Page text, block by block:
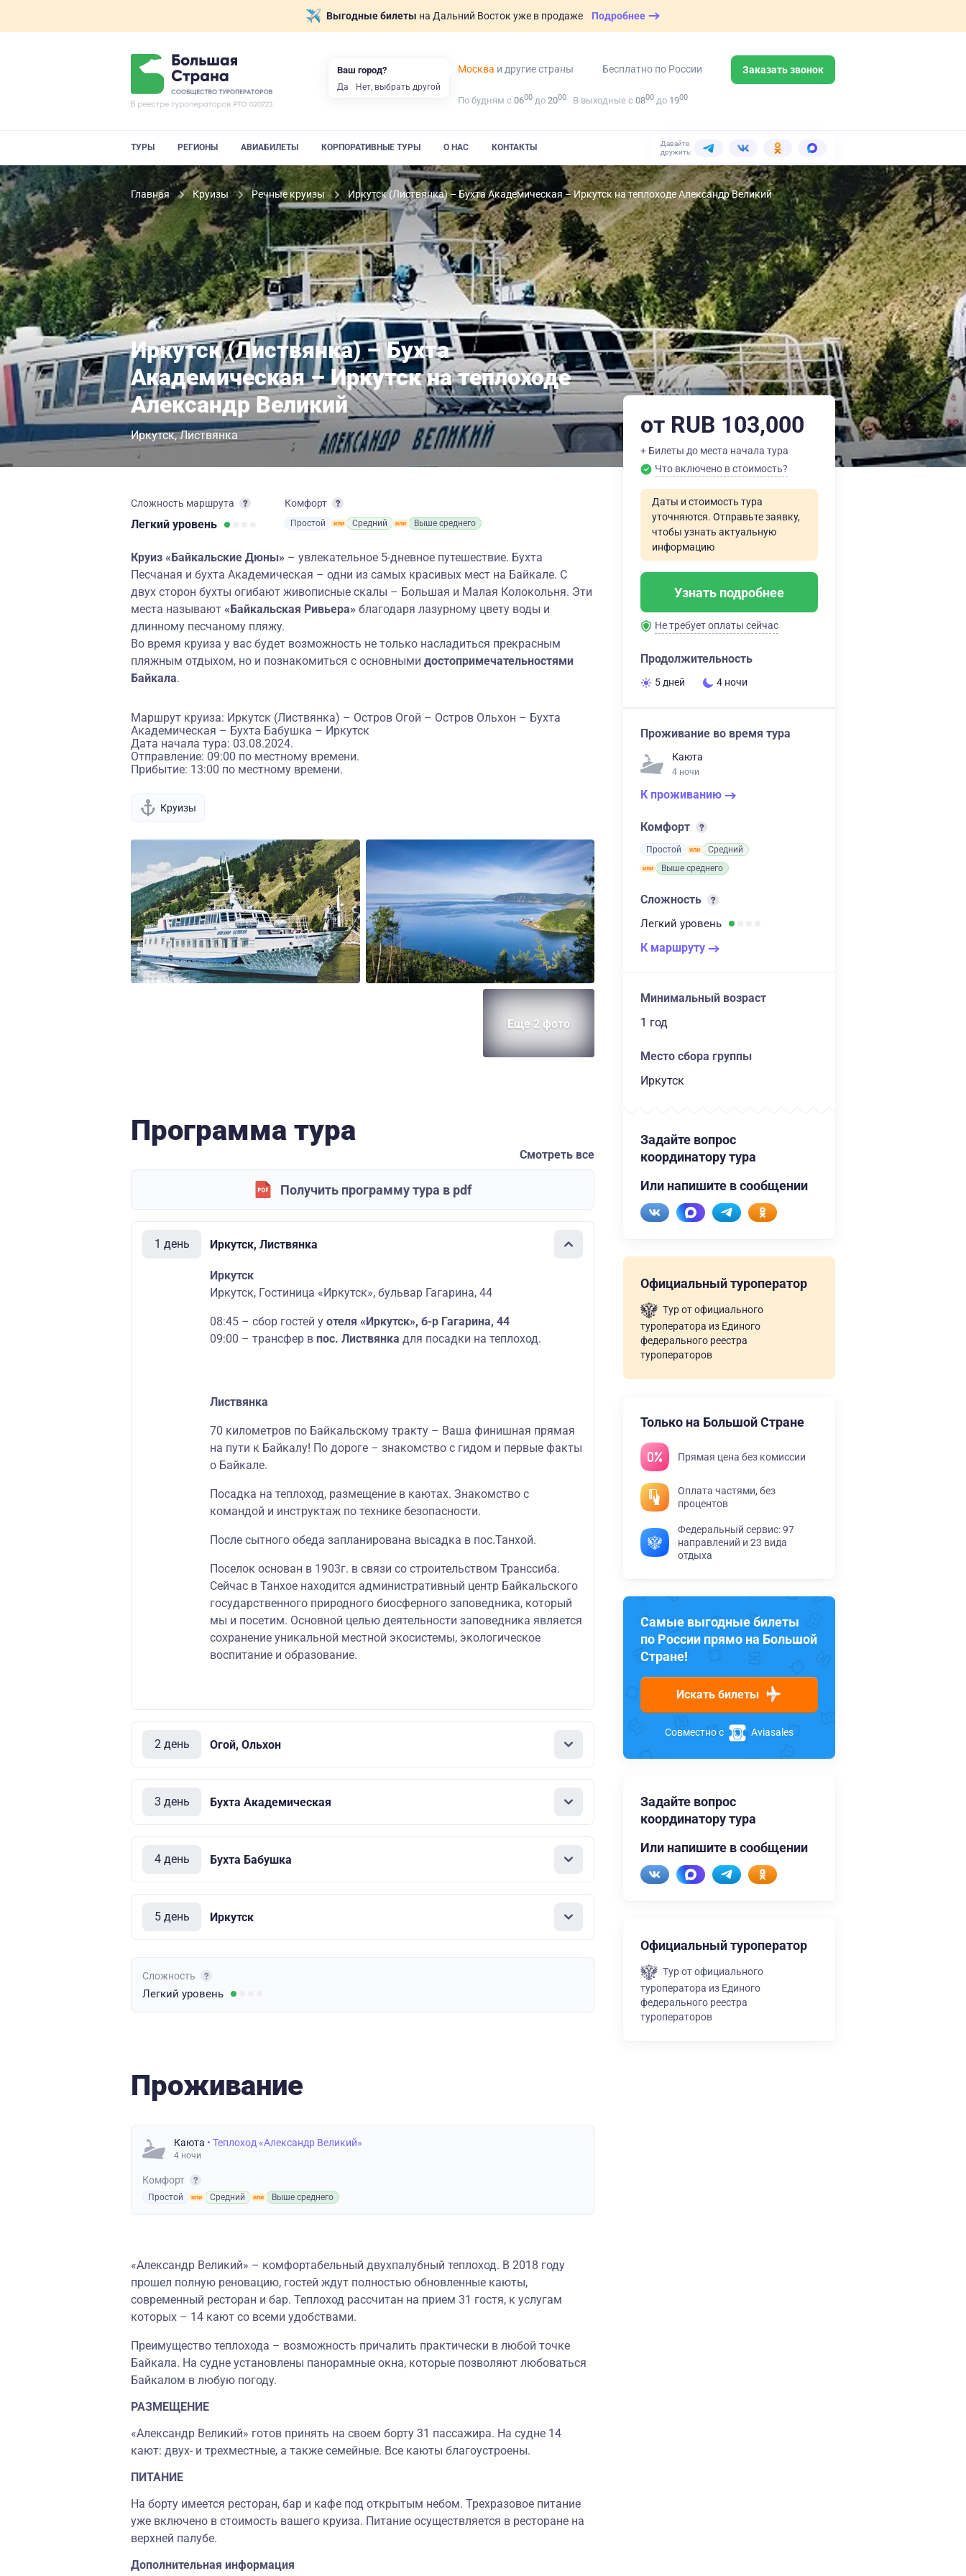
Выгодные билеты на Дальний Восток уже в продаже Подробнее
Москва и другие страны Бесплатно по России Заказать звонок
По будням с 0600 до 2000 В выходные с 0800 до 1900
ТУРЫ РЕГИОНЫ АВИАБИЛЕТЫ КОРПОРАТИВНЫЕ ТУРЫ О НАС КОНТАКТЫ
Давайте
дружить:
Главная Круизы Речные круизы Иркутск (Листвянка) – Бухта Академическая – Иркутск на теплоходе Александр Великий
Иркутск (Листвянка) – Бухта
Академическая – Иркутск на теплоходе
Александр Великий
Иркутск Листвянка
Сложность маршрута
Легкий уровень
Комфорт
Простой Средний Выше среднего
Круиз «Байкальские Дюны» – увлекательное 5-дневное путешествие. Бухта
Песчаная и бухта Академическая – одни из самых красивых мест на Байкале. С
двух сторон бухты огибают живописные скалы – Большая и Малая Колокольня. Эти
места называют «Байкальская Ривьера» благодаря лазурному цвету воды и
длинному песчаному пляжу.
Во время круиза у вас будет возможность не только насладиться прекрасным
пляжным отдыхом, но и познакомиться с основными достопримечательностями
Байкала.
Маршрут круиза: Иркутск (Листвянка) – Остров Огой – Остров Ольхон – Бухта
Академическая – Бухта Бабушка – Иркутск
Дата начала тура: 03.08.2024.
Отправление: 09:00 по местному времени.
Прибытие: 13:00 по местному времени.
Круизы
Еще 2 фото
Программа тура
Смотреть все
Получить программу тура в pdf
1 день Иркутск, Листвянка
Иркутск
Иркутск, Гостиница «Иркутск», бульвар Гагарина, 44
08:45 – сбор гостей у отеля «Иркутск», б-р Гагарина, 44
09:00 – трансфер в пос. Листвянка для посадки на теплоход.
Листвянка
70 километров по Байкальскому тракту – Ваша финишная прямая
на пути к Байкалу! По дороге – знакомство с гидом и первые факты
о Байкале.
Посадка на теплоход, размещение в каютах. Знакомство с
командой и инструктаж по технике безопасности.
После сытного обеда запланирована высадка в пос.Танхой.
Поселок основан в 1903г. в связи со строительством Транссиба.
Сейчас в Танхое находится административный центр Байкальского
государственного природного биосферного заповедника, который
мы и посетим. Основной целью деятельности заповедника является
сохранение уникальной местной экосистемы, экологическое
воспитание и образование.
2 день Огой, Ольхон
3 день Бухта Академическая
4 день Бухта Бабушка
5 день Иркутск
Сложность
Легкий уровень
Проживание
Каюта • Теплоход «Александр Великий»
4 ночи
Комфорт
Простой Средний Выше среднего
«Александр Великий» – комфортабельный двухпалубный теплоход. В 2018 году
прошел полную реновацию, гостей ждут полностью обновленные каюты,
современный ресторан и бар. Теплоход рассчитан на прием 31 гостя, к услугам
которых – 14 кают со всеми удобствами.
Преимущество теплохода – возможность причалить практически в любой точке
Байкала. На судне установлены панорамные окна, которые позволяют любоваться
Байкалом в любую погоду.
РАЗМЕЩЕНИЕ
«Александр Великий» готов принять на своем борту 31 пассажира. На судне 14
кают: двух- и трехместные, а также семейные. Все каюты благоустроены.
ПИТАНИЕ
На борту имеется ресторан, бар и кафе под открытым небом. Трехразовое питание
уже включено в стоимость вашего круиза. Питание осуществляется в ресторане на
верхней палубе.
Дополнительная информация
от RUB 103,000
+ Билеты до места начала тура
Что включено в стоимость?
Даты и стоимость тура
уточняются. Отправьте заявку,
чтобы узнать актуальную
информацию
Узнать подробнее
Не требует оплаты сейчас
Продолжительность
5 дней 4 ночи
Проживание во время тура
Каюта
4 ночи
К проживанию
Комфорт
Простой
Средний
Выше среднего
Сложность
Легкий уровень
К маршруту
Минимальный возраст
1 год
Место сбора группы
Иркутск
Задайте вопрос
координатору тура
Или напишите в сообщении
Официальный туроператор
Тур от официального
туроператора из Единого
федерального реестра
туроператоров
Только на Большой Стране
Прямая цена без комиссии
Оплата частями, без
процентов
Федеральный сервис: 97
направлений и 23 вида
отдыха
Самые выгодные билеты
по России прямо на Большой
Стране!
Искать билеты
Совместно с Aviasales
Задайте вопрос
координатору тура
Или напишите в сообщении
Официальный туроператор
Тур от официального
туроператора из Единого
федерального реестра
туроператоров
Ваш город?
Да Нет, выбрать другой